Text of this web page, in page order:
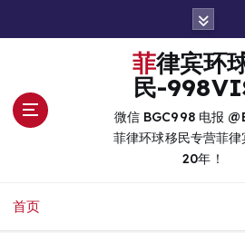
菲律宾环球移
民-
微信 BGC998 电报
菲律环球移民专营菲律
20年！
首页